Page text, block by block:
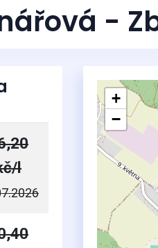
-
l
+
−